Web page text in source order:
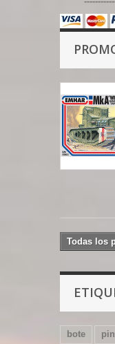
Todas los
bote